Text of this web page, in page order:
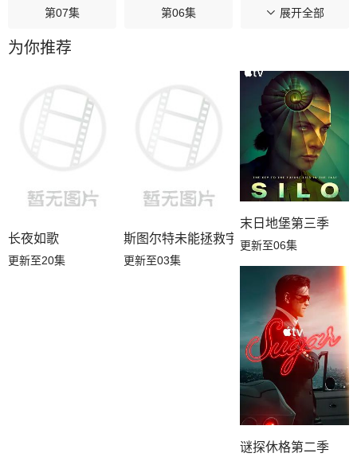
第07集 第06集 第05集
第04集
展开全部
为你推荐
长夜如歌
更新至20集
斯图尔特未能拯救宇宙
更新至03集
末日地堡第三季
更新至06集
谜探休格第二季